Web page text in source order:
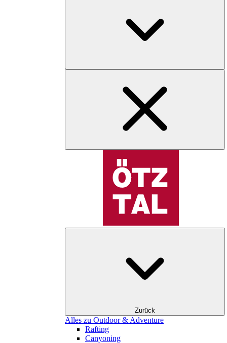
Zurück
Alles zu Outdoor & Adventure
Rafting
Canyoning